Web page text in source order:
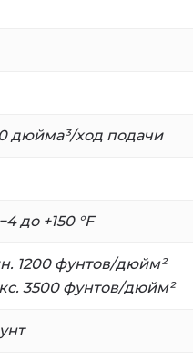
дюйма³/ход подачи
до +150 °F
1200 фунтов/дюйм²
3500 фунтов/дюйм²